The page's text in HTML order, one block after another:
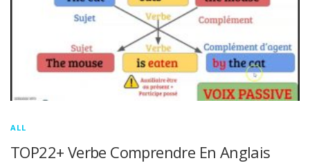
ALL
TOP22+ Verbe Comprendre En Anglais